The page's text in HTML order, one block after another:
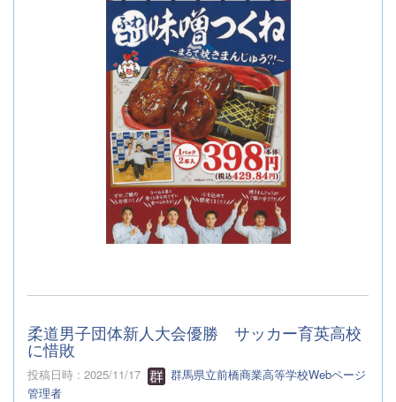
柔道男子団体新人大会優勝 サッカー育英高校
に惜敗
投稿日時 : 2025/11/17
群馬県立前橋商業高等学校Webページ
管理者